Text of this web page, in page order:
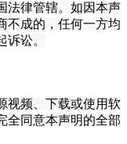
法律管辖。如因本声
不成的，任何一方均
讼。
视频、下载或使用软
全同意本声明的全部